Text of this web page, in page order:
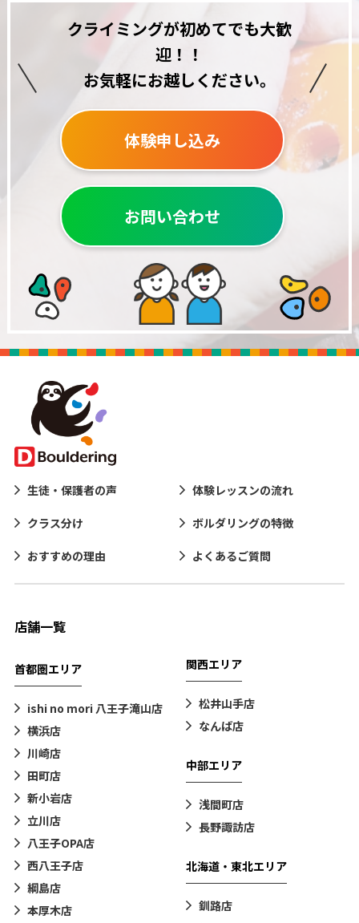
クライミングが初めてでも大歓
迎！！
お気軽にお越しください。
体験申し込み
お問い合わせ
生徒・保護者の声 体験レッスンの流れ
クラス分け ボルダリングの特徴
おすすめの理由 よくあるご質問
店舗一覧
首都圏エリア
ishi no mori 八王子滝山店
横浜店
川崎店
田町店
新小岩店
立川店
八王子OPA店
西八王子店
綱島店
本厚木店
関西エリア
松井山手店
なんば店
中部エリア
浅間町店
長野諏訪店
北海道・東北エリア
釧路店